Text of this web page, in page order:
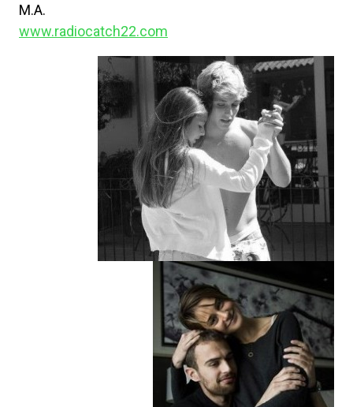
M.A.
www.radiocatch22.com